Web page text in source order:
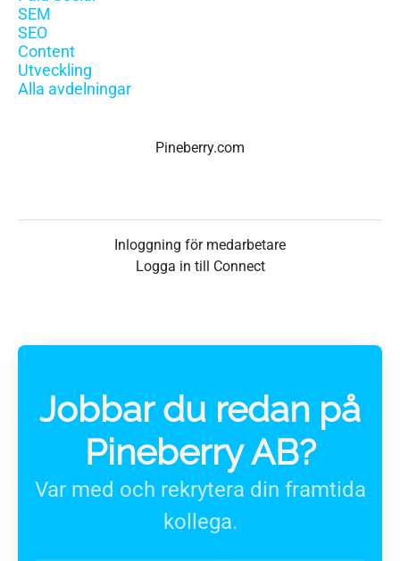
SEM
SEO
Content
Utveckling
Alla avdelningar
Pineberry.com
Inloggning för medarbetare
Logga in till Connect
Jobbar du redan på
Pineberry AB?
Var med och rekrytera din framtida
kollega.